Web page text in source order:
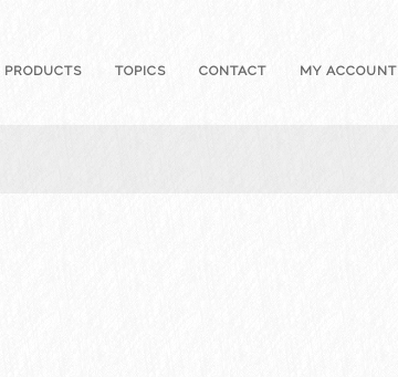
PRODUCTS TOPICS CONTACT MY ACCOUNT